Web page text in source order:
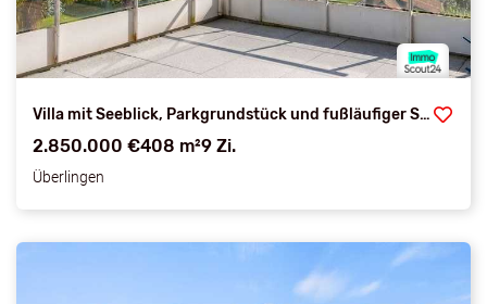
Villa mit Seeblick, Parkgrundstück und fußläufiger See/Stadtnähe
2.850.000 €408 m²9 Zi.
Überlingen